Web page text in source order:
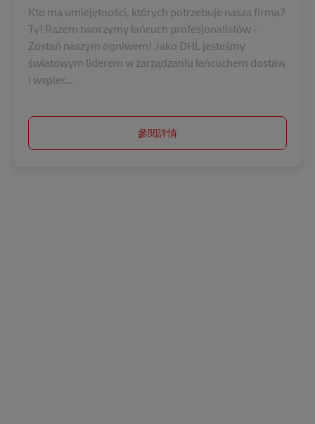
Kto ma umiejętności, których potrzebuje nasza firma?
Ty! Razem tworzymy łańcuch profesjonalistów -
Zostań naszym ogniwem! Jako DHL jesteśmy
światowym liderem w zarządzaniu łańcuchem dostaw
i wspier...
參閱詳情